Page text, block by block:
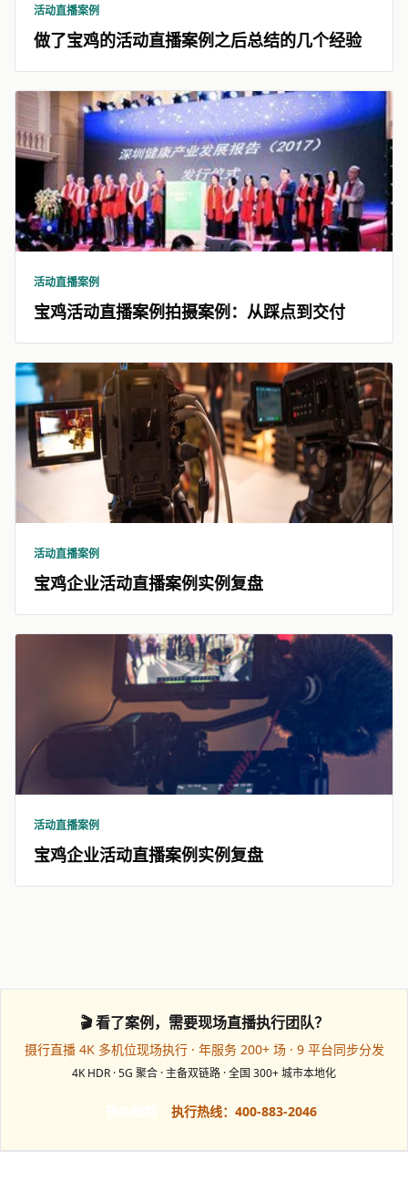
活动直播案例
做了宝鸡的活动直播案例之后总结的几个经验
活动直播案例
宝鸡活动直播案例拍摄案例：从踩点到交付
活动直播案例
宝鸡企业活动直播案例实例复盘
活动直播案例
宝鸡企业活动直播案例实例复盘
🎬 看了案例，需要现场直播执行团队？
摄行直播 4K 多机位现场执行 · 年服务 200+ 场 · 9 平台同步分发
4K HDR · 5G 聚合 · 主备双链路 · 全国 300+ 城市本地化
执行热线：400-883-2046